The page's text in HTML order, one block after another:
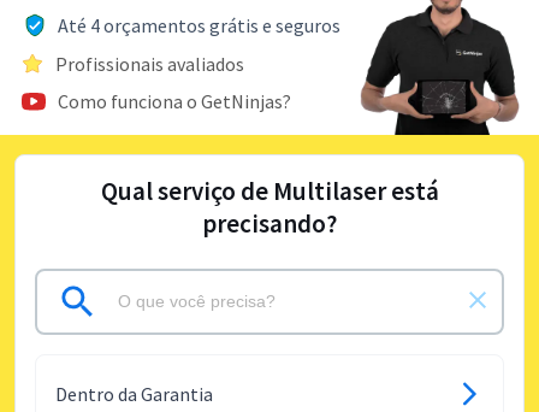
Até 4 orçamentos grátis e seguros
Profissionais avaliados
Como funciona o GetNinjas?
Qual serviço de Multilaser está
precisando?
Dentro da Garantia